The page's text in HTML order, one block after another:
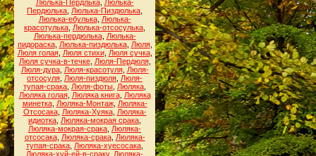
Люлька-Пердлька, Люлька-
Пердюлька Люлька-Пиздюлька
Люлька-ебулька, Люлька-
красотулька Люлька-отсосулька
Люлька-пердюлька, Люлька-
пидораска, Люлька-пиздюлька, Люля,
Люля голая, Люля стихи, Люля сучка,
Люля сучка-в-течке, Люля-Пердюля,
Люля-дура, Люля-красотуля, Люля-
отсосуля Люля-пиздюля Люля-
тупая-срака Люля-фоты Люляка
Люляка голая, Люляка книга, Люляка
минетка, Люляка-Монтаж, Люляка-
Отсосака, Люляка-Хуяка, Люляка-
идиотка Люляка-мокрая срака
Люляка-мокрая-срака Люляка-
отсосака, Люляка-срака, Люляка-
тупая-срака Люляка-хуесосака
Люляка-хуй-ей-в-сраку, Люляка-